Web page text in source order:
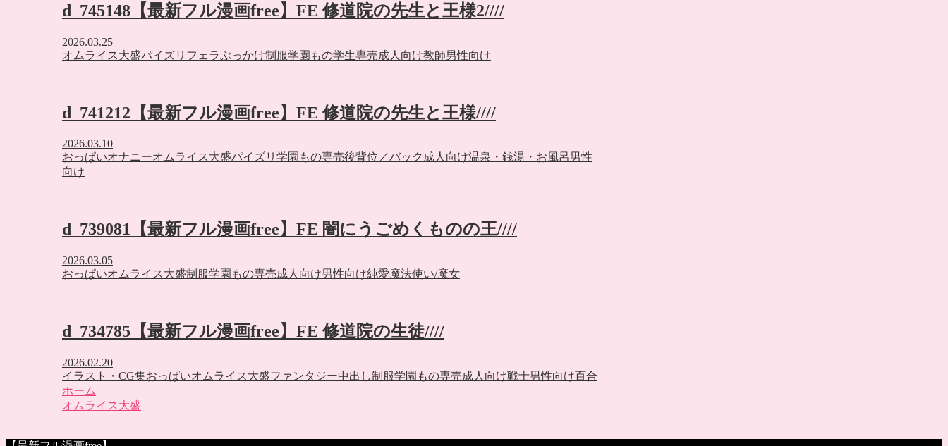
d_745148【最新フル漫画free】FE 修道院の先生と王様2////
2026.03.25
オムライス大盛パイズリ フェラぶっかけ制服学園もの学生専売成人向け教師男性向け
d_741212【最新フル漫画free】FE 修道院の先生と王様////
2026.03.10
おっぱいオナニーオムライス大盛パイズリ 学園もの専売後背位／バック 成人向け温泉・銭湯・お風呂男性
向け
d_739081【最新フル漫画free】FE 闇にうごめくものの王////
2026.03.05
おっぱいオムライス大盛制服学園もの専売成人向け男性向け純愛魔法使い/魔女
d_734785【最新フル漫画free】FE 修道院の生徒////
2026.02.20
イラスト・CG集おっぱいオムライス大盛ファンタジー中出し制服学園もの専売成人向け戦士男性向け百合
ホーム
オムライス大盛